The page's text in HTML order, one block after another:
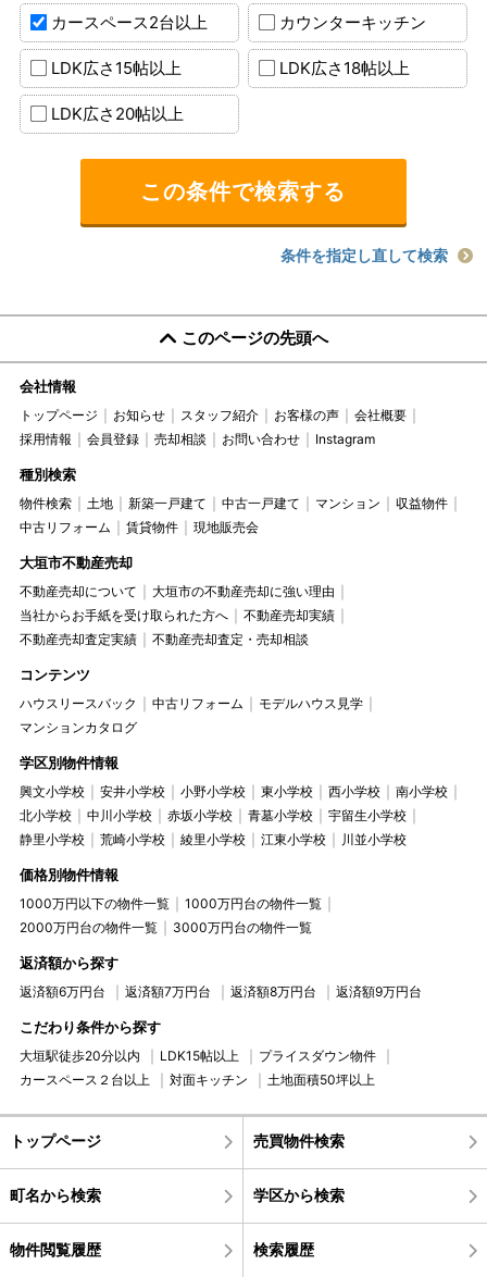
カースペース2台以上 カウンターキッチン
LDK広さ15帖以上 LDK広さ18帖以上
LDK広さ20帖以上
条件を指定し直して検索
このページの先頭へ
会社情報
トップページ お知らせ スタッフ紹介 お客様の声
会社概要
採用情報
会員登録 売却相談 お問い合わせ Instagram
種別検索
物件検索 土地 新築一戸建て 中古一戸建て マンション
収益物件
中古リフォーム
賃貸物件 現地販売会
大垣市不動産売却
不動産売却について
大垣市の不動産売却に強い理由
当社からお手紙を受け取られた方へ
不動産売却実績
不動産売却査定実績
不動産売却査定・売却相談
コンテンツ
ハウスリースバック 中古リフォーム
モデルハウス見学
マンションカタログ
学区別物件情報
興文小学校 安井小学校 小野小学校 東小学校 西小学校
南小学校
北小学校
中川小学校 赤坂小学校 青墓小学校
宇留生小学校
静里小学校
荒崎小学校 綾里小学校 江東小学校 川並小学校
価格別物件情報
1000万円以下の物件一覧
1000万円台の物件一覧
2000万円台の物件一覧
3000万円台の物件一覧
返済額から探す
返済額6万円台 返済額7万円台 返済額8万円台 返済額9万円台
こだわり条件から探す
大垣駅徒歩20分以内 LDK15帖以上
プライスダウン物件
カースペース２台以上
対面キッチン 土地面積50坪以上
トップページ 売買物件検索
町名から検索 学区から検索
物件閲覧履歴 検索履歴